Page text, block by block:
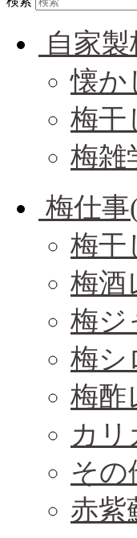
自家
懐か
梅干
梅雑
梅仕
梅干
梅酒
梅ジ
梅シ
梅酢
カ
その
赤紫